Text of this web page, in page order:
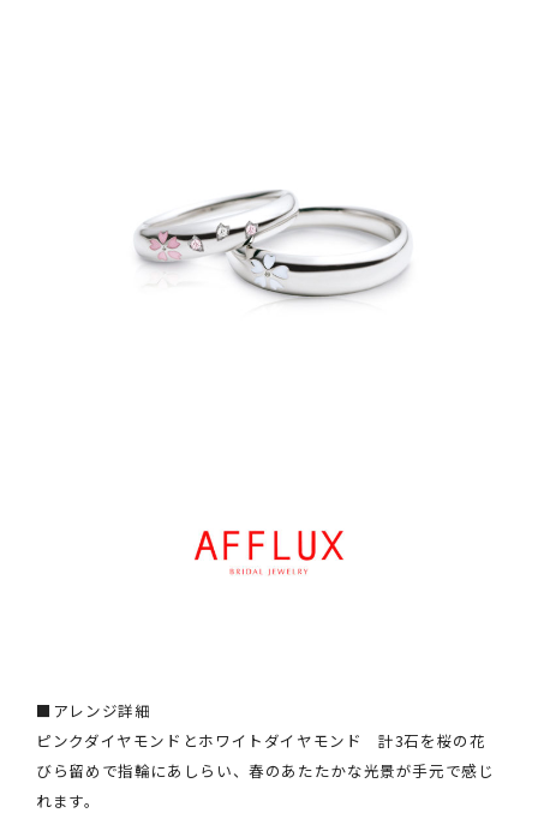
■アレンジ詳細
ピンクダイヤモンドとホワイトダイヤモンド 計3石を桜の花
びら留めで指輪にあしらい、春のあたたかな光景が手元で感じ
れます。